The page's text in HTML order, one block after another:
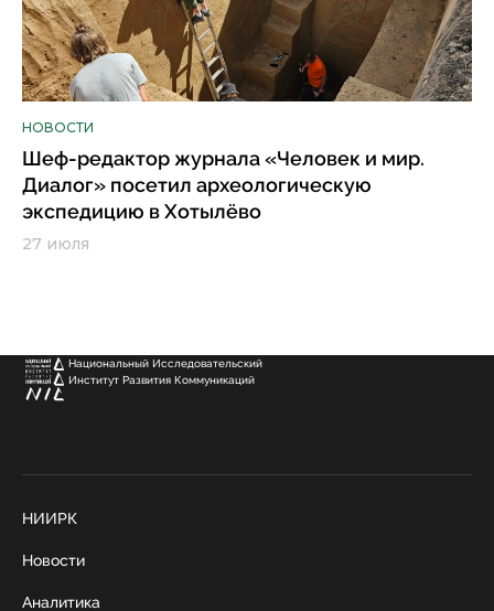
НОВОСТИ
Шеф-редактор журнала «Человек и мир.
Диалог» посетил археологическую
экспедицию в Хотылёво
27 июля
Национальный Исследовательский
Институт Развития Коммуникаций
НИИРК
Новости
Аналитика